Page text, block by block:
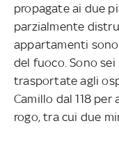
propagate ai due
parzialmente
appartamenti
del fuoco. Sono
trasportateagli
Camillo dal 118
rogo, tra cui due